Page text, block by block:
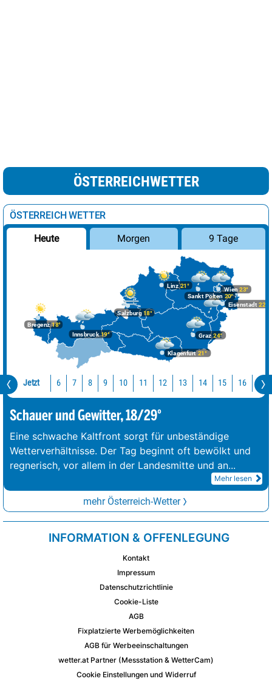
ÖSTERREICHWETTER
ÖSTERREICH WETTER
Heute Morgen 9 Tage
Bregenz18°
Graz24°
Innsbruck19°
Klagenfurt 21°
Linz21°
Salzburg18°
Wien 23°
Eisenstadt 22°
Sankt Pölten 20°
Jetzt 6 7 8 9 10 11 12 13 14 15 16 17
Schauer und Gewitter, 18/29°
Eine schwache Kaltfront sorgt für unbeständige
Wetterverhältnisse. Der Tag beginnt oft bewölkt und
regnerisch, vor allem in der Landesmitte und an...
Mehr lesen
mehr Österreich-Wetter
INFORMATION & OFFENLEGUNG
Kontakt
Impressum
Datenschutzrichtlinie
Cookie-Liste
AGB
Fixplatzierte Werbemöglichkeiten
AGB für Werbeeinschaltungen
wetter.at Partner (Messstation & WetterCam)
Cookie Einstellungen und Widerruf